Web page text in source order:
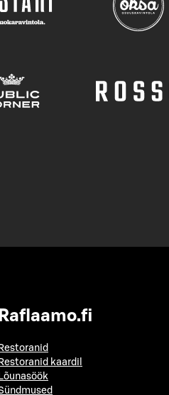
Raflaamo.fi
Restoranid
Restoranid kaardil
Lõunasöök